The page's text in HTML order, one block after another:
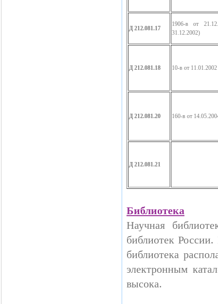
Д 212.081.17
1906-в от
31.12.2002)
Д 212.081.18 10-в от 11.01.2002
Д 212.081.20 160-в от
Д 212.081.21
Библиотека
Научная
библиотек
библиотека
электронным
высока.